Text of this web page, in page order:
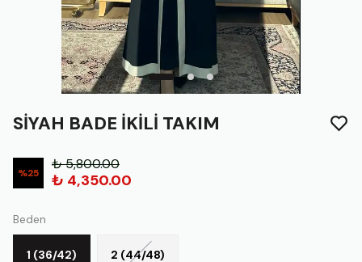
SİYAH BADE İKİLİ TAKIM
%25
₺ 5,800.00
₺ 4,350.00
Beden
1 (36/42) 2 (44/48)